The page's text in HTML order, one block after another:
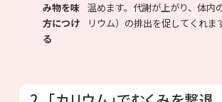
み物を味
方につけ
る
温めます。代謝が上がり、体内
リウム）の排出を促してくれます